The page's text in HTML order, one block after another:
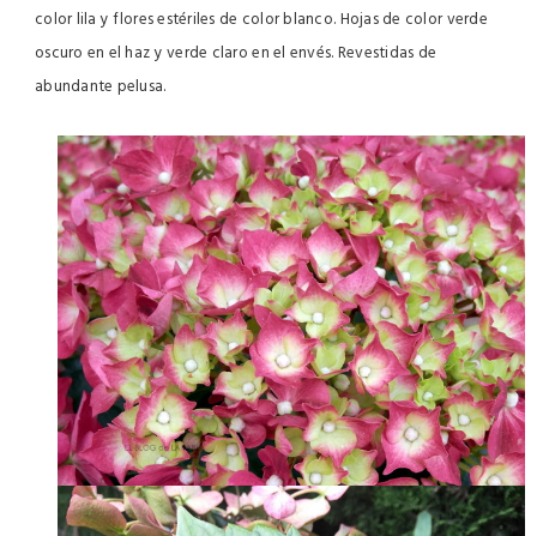
color lila y flores estériles de color blanco. Hojas de color verde
oscuro en el haz y verde claro en el envés. Revestidas de
abundante pelusa.